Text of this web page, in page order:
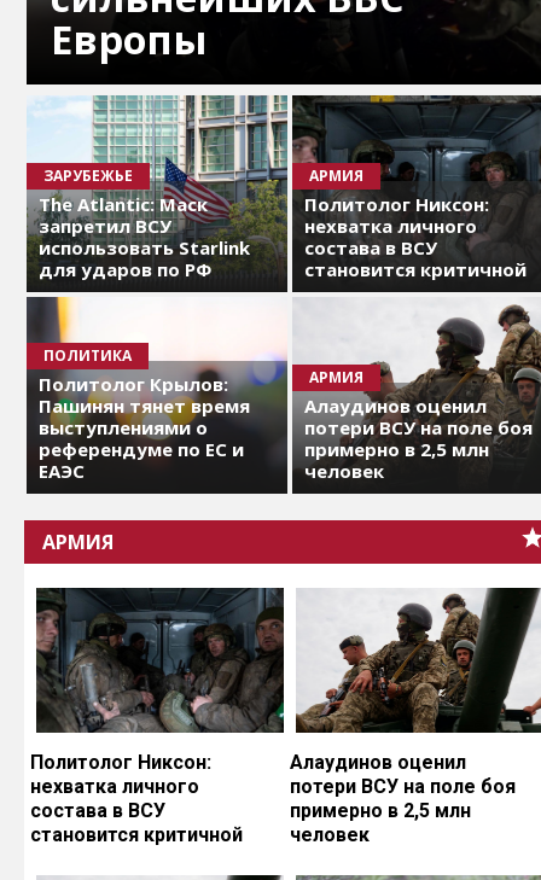
Европы
ЗАРУБЕЖЬЕ
The Atlantic: Маск
запретил ВСУ
использовать Starlink
для ударов по РФ
АРМИЯ
Политолог Никсон:
нехватка личного
состава в ВСУ
становится критичной
ПОЛИТИКА
Политолог Крылов:
Пашинян тянет время
выступлениями о
референдуме по ЕС и
ЕАЭС
АРМИЯ
Алаудинов оценил
потери ВСУ на поле боя
примерно в 2,5 млн
человек
АРМИЯ
Политолог Никсон:
нехватка личного
состава в ВСУ
становится критичной
Алаудинов оценил
потери ВСУ на поле боя
примерно в 2,5 млн
человек